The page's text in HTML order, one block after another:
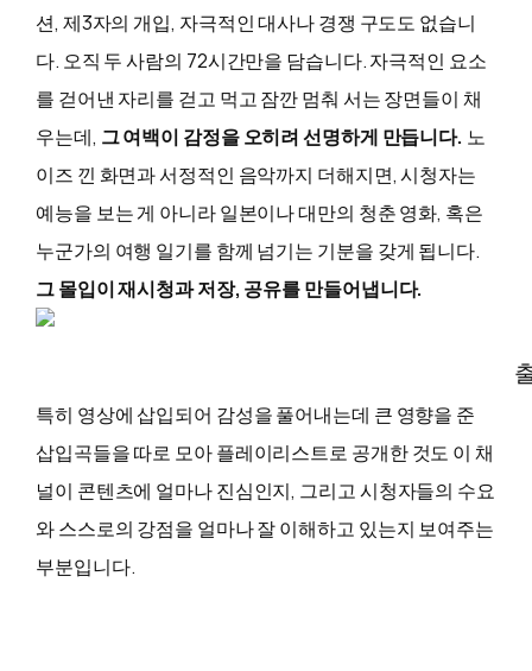
션, 제3자의 개입, 자극적인 대사나 경쟁 구도도 없습니
다. 오직 두 사람의 72시간만을 담습니다. 자극적인 요소
를 걷어낸 자리를 걷고 먹고 잠깐 멈춰 서는 장면들이 채
우는데, 그 여백이 감정을 오히려 선명하게 만듭니다. 노
이즈 낀 화면과 서정적인 음악까지 더해지면, 시청자는
예능을 보는 게 아니라 일본이나 대만의 청춘 영화, 혹은
누군가의 여행 일기를 함께 넘기는 기분을 갖게 됩니다.
그 몰입이 재시청과 저장, 공유를 만들어냅니다.
특히 영상에 삽입되어 감성을 풀어내는데 큰 영향을 준
삽입곡들을 따로 모아 플레이리스트로 공개한 것도 이 채
널이 콘텐츠에 얼마나 진심인지, 그리고 시청자들의 수요
와 스스로의 강점을 얼마나 잘 이해하고 있는지 보여주는
부분입니다.